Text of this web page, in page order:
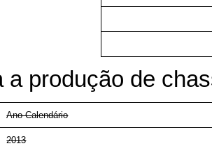
a produção de
Ano-Calendário
2013